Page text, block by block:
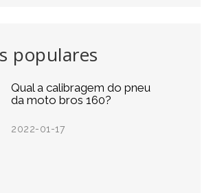
populares
Qual a calibragem do pneu
da moto bros 160?
2022-01-17